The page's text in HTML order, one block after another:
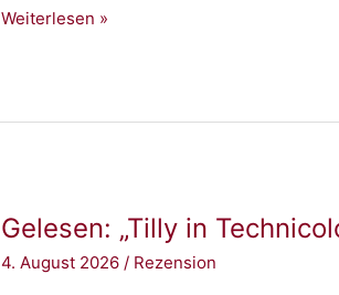
Gelesen:
von
Piper
Weiterlesen »
Gelesen: „Tilly in
4. August 2026 / Rezension